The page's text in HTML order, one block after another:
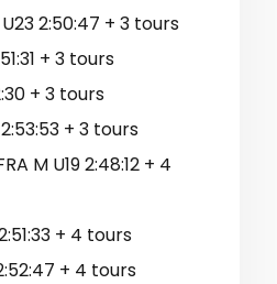
U23 2:50:47 + 3 tours
+ 3 tours
+ 3 tours
2:53:53 + 3 tours
M U19 2:48:12 + 4
+ 4 tours
+ 4 tours